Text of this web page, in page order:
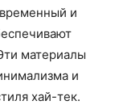
и
материалы
и
хай-тек.